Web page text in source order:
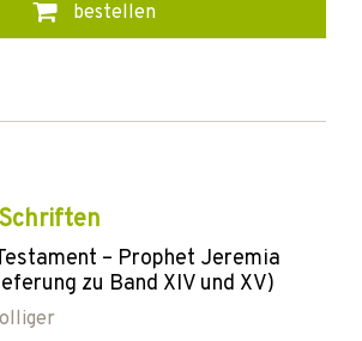
bestellen
– Prophet Jeremia
zu Band XIV und XV)